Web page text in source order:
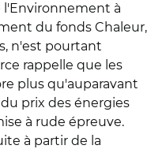
à
du fonds Chaleur,
n'est pourtant
rappelle que les
plus qu'auparavant
prix des énergies
à rude épreuve.
à partir de la